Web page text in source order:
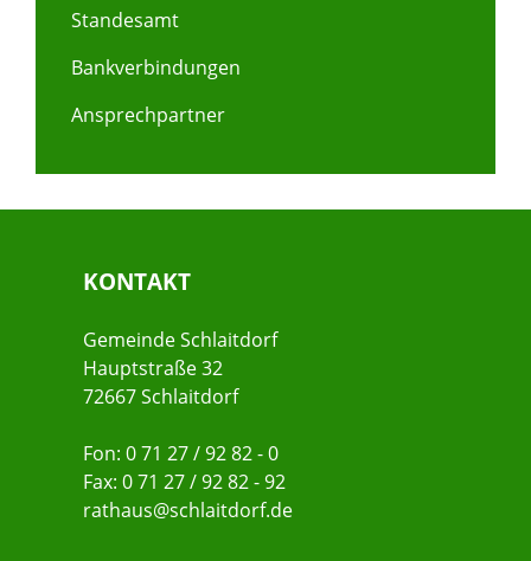
Standesamt
Bankverbindungen
Ansprechpartner
KONTAKT
Gemeinde Schlaitdorf
Hauptstraße 32
72667 Schlaitdorf
Fon: 0 71 27 / 92 82 - 0
Fax: 0 71 27 / 92 82 - 92
rathaus@schlaitdorf.de